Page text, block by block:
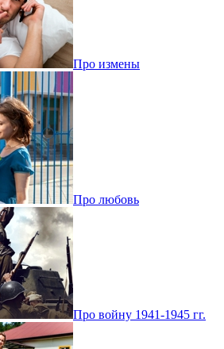
Про измены
Про любовь
Про войну 1941-1945 гг.